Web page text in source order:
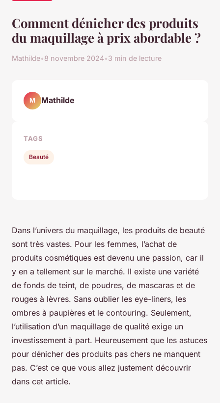
Comment dénicher des produits
du maquillage à prix abordable ?
Mathilde•8 novembre 2024•3 min de lecture
Dans l’univers du maquillage, les produits de beauté
sont très vastes. Pour les femmes, l’achat de
produits cosmétiques est devenu une passion, car il
y en a tellement sur le marché. Il existe une variété
de fonds de teint, de poudres, de mascaras et de
rouges à lèvres. Sans oublier les eye-liners, les
ombres à paupières et le contouring. Seulement,
l’utilisation d’un maquillage de qualité exige un
investissement à part. Heureusement que les astuces
pour dénicher des produits pas chers ne manquent
pas. C’est ce que vous allez justement découvrir
dans cet article.
M Mathilde
TAGS
Beauté